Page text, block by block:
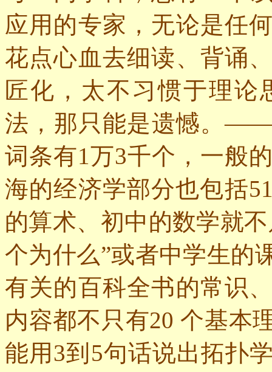
应用的专家，无论是任
花点心血去细读、背诵
匠化，太不习惯于理论
法，那只能是遗憾。——
词条有1万3千个，一般
海的经济学部分也包括
的算术、初中的数学就
个为什么”或者中学生的
有关的百科全书的常识
内容都不只有20个基本
能用 3到 5句话说出拓扑